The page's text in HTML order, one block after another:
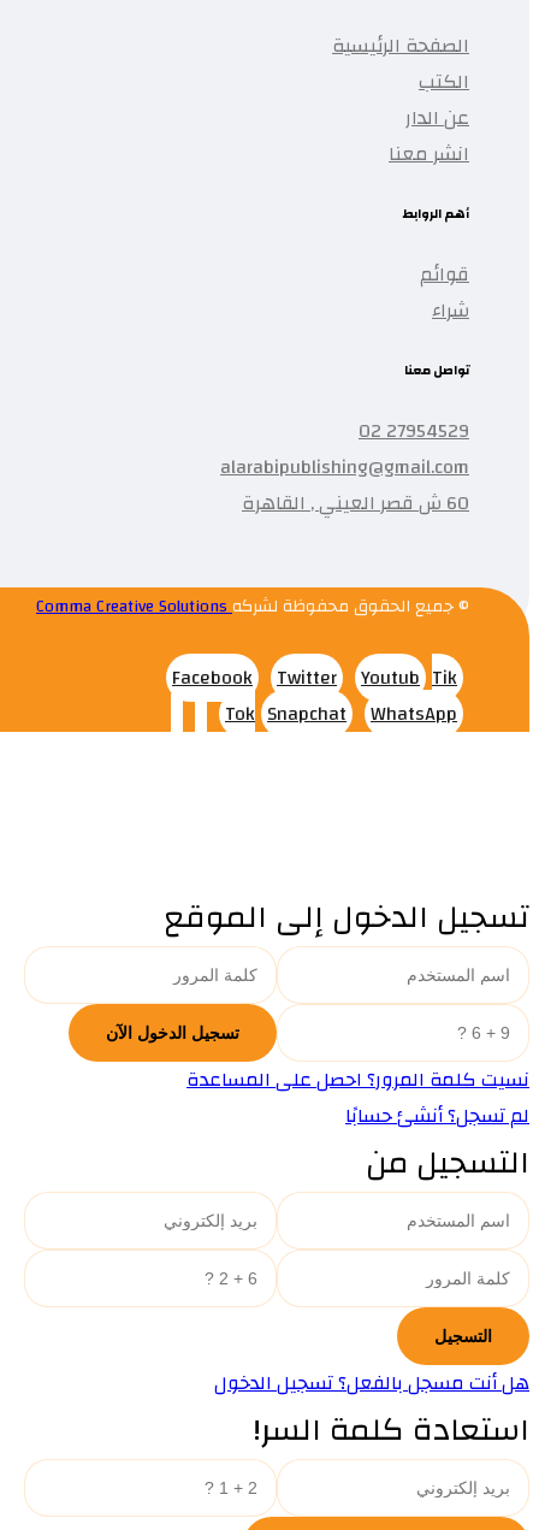
الصفحة الرئيسية
الكتب
عن الدار
انشر معنا
أهم الروابط
قوائم
شراء
تواصل معنا
27954529 02
alarabipublishing@gmail.com
60 ش قصر العيني , القاهرة
© جميع الحقوق محفوظة لشركهComma Creative Solutions
Facebook Twitter Youtub Tik
Tok Snapchat WhatsApp
تسجيل الدخول إلى الموقع
نسيت كلمة المرور؟ احصل على المساعدة
لم تسجل؟ أنشئ حسابًا
التسجيل من
هل أنت مسجل بالفعل؟ تسجيل الدخول
استعادة كلمة السر!